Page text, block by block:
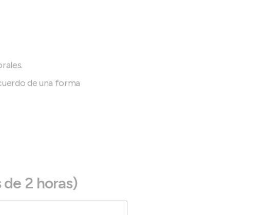
de una forma
de 2 horas)